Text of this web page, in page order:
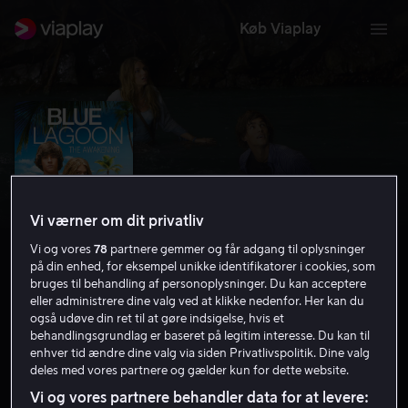
Køb Viaplay
Blue Lagoon: The Awakening
5.3 Drama 2012 1 t. 25 min
11 år
HD
Vi værner om dit privatliv
Vi og vores78 partnere gemmer og får adgang til oplysninger
på din enhed, for eksempel unikke identifikatorer i cookies, som
bruges til behandling af personoplysninger. Du kan acceptere
eller administrere dine valg ved at klikke nedenfor. Her kan du
også udøve din ret til at gøre indsigelse, hvis et
behandlingsgrundlag er baseret på legitim interesse. Du kan til
enhver tid ændre dine valg via siden Privatlivspolitik. Dine valg
deles med vores partnere og gælder kun for dette website.
Vi og vores partnere behandler data for at levere: